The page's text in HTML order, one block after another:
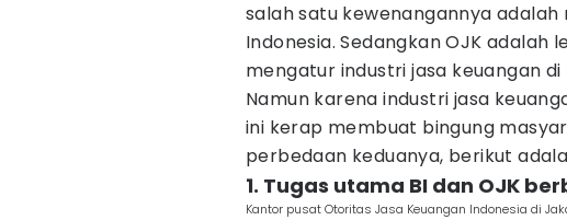
salah satu kewenangannya
Indonesia. Sedangkan OJK adalah
mengatur industri jasa keuangan di
Namun karena industri jasa
ini kerap membuat bingung
perbedaan keduanya, berikut
1. Tugas utama BI dan OJK
Kantor pusat Otoritas Jasa Keuangan Indonesia di